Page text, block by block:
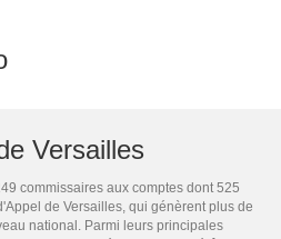
Versailles
commissaires aux comptes dont 525
de Versailles, qui génèrent plus de
national. Parmi leurs principales